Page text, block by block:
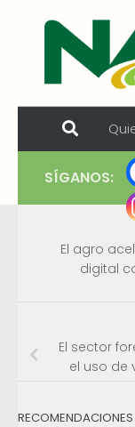
Skip to content
SÍGANOS:
El agro
digital
El sector
el uso de